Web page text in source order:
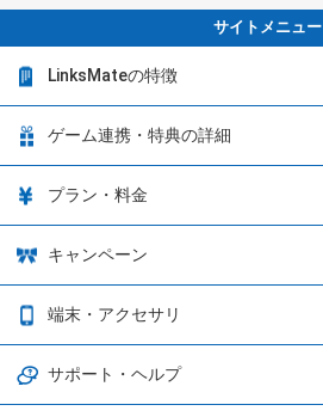
サイトメニュー
LinksMateの特徴
LinksMateの特徴
音声通話料金がもっとオトクに
データ通信容量繰り越し
通信エリアと通信速度状況
ゲーム連携・特典の詳細
ゲーム連携・特典の詳細
ブレイブソード×ブレイズソウル
ウマ娘 プリティーダービー
プラン・料金
プラン・料金
3種類のSIMタイプ
キャンペーン
お得なキャンペーン実施中！
OPPO端末購入キャンペーン第5弾
端末・アクセサリ
端末・アクセサリ
サポート・ヘルプ